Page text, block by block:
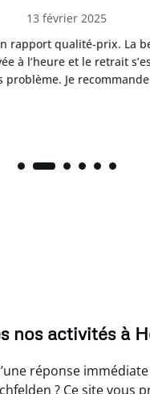
13 février 2025
rapport qualité-prix. La
à l’heure et le retrait
problème. Je
nos activités à
réponse
? Ce site vous